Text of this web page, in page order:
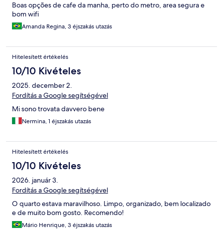
Boas opções de cafe da manha, perto do metro, area segura e
bom wifi
Amanda Regina, 3 éjszakás utazás
Hitelesített értékelés
10/10 Kivételes
2025. december 2.
Fordítás a Google segítségével
Mi sono trovata davvero bene
Nermina, 1 éjszakás utazás
Hitelesített értékelés
10/10 Kivételes
2026. január 3.
Fordítás a Google segítségével
O quarto estava maravilhoso. Limpo, organizado, bem localizado
e de muito bom gosto. Recomendo!
Mário Henrique, 3 éjszakás utazás